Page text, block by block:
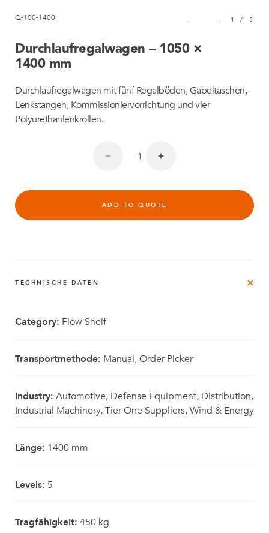
Q-100-1400 1 / 5
Durchlaufregalwagen – 1050 ×
1400 mm
Durchlaufregalwagen mit fünf Regalböden, Gabeltaschen,
Lenkstangen, Kommissioniervorrichtung und vier
Polyurethanlenkrollen.
ADD TO QUOTE
TECHNISCHE DATEN
Category: Flow Shelf
Transportmethode: Manual, Order Picker
Industry: Automotive, Defense Equipment, Distribution,
Industrial Machinery, Tier One Suppliers, Wind & Energy
Länge: 1400 mm
Levels: 5
Tragfähigkeit: 450 kg